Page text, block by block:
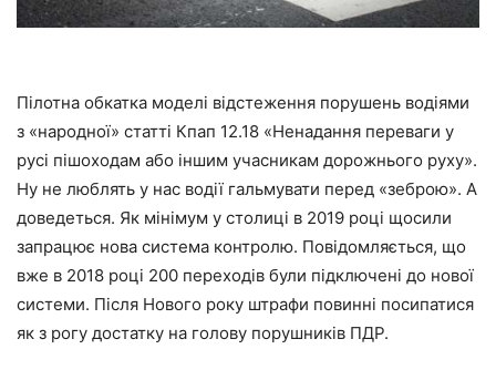
Пілотна обкатка моделі відстеження порушень водіями
з «народної» статті Кпап 12.18 «Ненадання переваги у
русі пішоходам або іншим учасникам дорожнього руху».
Ну не люблять у нас водії гальмувати перед «зеброю». А
доведеться. Як мінімум у столиці в 2019 році щосили
запрацює нова система контролю. Повідомляється, що
вже в 2018 році 200 переходів були підключені до нової
системи. Після Нового року штрафи повинні посипатися
як з рогу достатку на голову порушників ПДР.